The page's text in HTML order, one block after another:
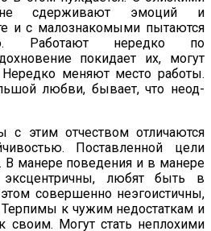
сдерживают эмоций и
и с малознакомыми пытаются
Работают нередко по
покидает их, могут
Нередко меняют место работы.
любви, бывает, что неод­
с этим отчеством отличаются
Поставленной цели
В манере поведения и в манере
эксцентричны, любят быть в
совер­шенно неэгоистичны,
к чужим недостаткам и
своим. Могут стать не­плохими